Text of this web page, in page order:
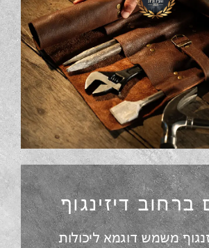
ברחוב דיזינגוף
משמש דוגמא ליכולות